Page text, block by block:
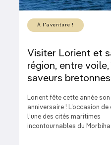
À l'aventure !
Visiter Lorient et
région, entre
saveurs bretonnes
Lorient fête cette année
anniversaire ! L’occasion
l’une des cités maritimes
incontournables du